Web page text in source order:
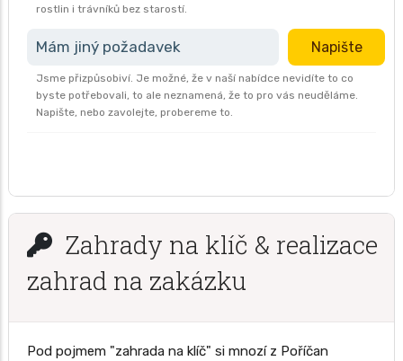
rostlin i trávníků bez starostí.
Mám jiný požadavek Napište
Jsme přizpůsobiví. Je možné, že v naší nabídce nevidíte to co
byste potřebovali, to ale neznamená, že to pro vás neuděláme.
Napište, nebo zavolejte, probereme to.
Zahrady na klíč & realizace
zahrad na zakázku
Pod pojmem "zahrada na klíč" si mnozí z Poříčan